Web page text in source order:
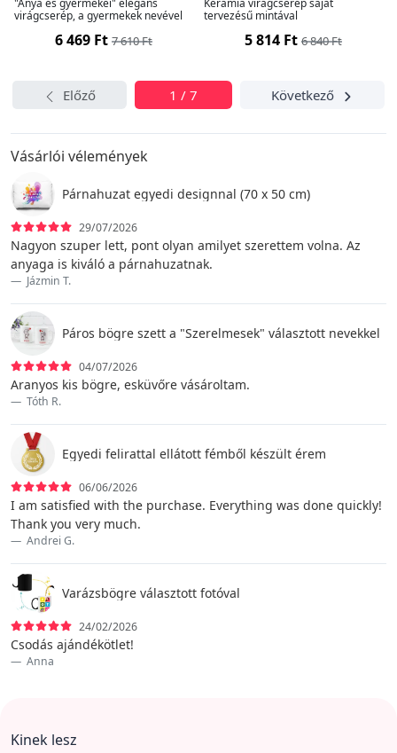
Vásárlói vélemények
Párnahuzat egyedi designnal (70 x 50 cm)
29/07/2026
Nagyon szuper lett, pont olyan amilyet szerettem volna. Az
anyaga is kiváló a párnahuzatnak.
Jázmin T.
Páros bögre szett a "Szerelmesek" választott nevekkel
04/07/2026
Aranyos kis bögre, esküvőre vásároltam.
Tóth R.
Egyedi felirattal ellátott fémből készült érem
06/06/2026
I am satisfied with the purchase. Everything was done quickly!
Thank you very much.
Andrei G.
Varázsbögre választott fotóval
24/02/2026
Csodás ajándékötlet!
Anna
"Anya és gyermekei" elegáns
virágcserép, a gyermekek nevével
6 469 Ft 7 610 Ft
Kerámia virágcserép saját
tervezésű mintával
5 814 Ft 6 840 Ft
Előző 1 / 7 Következő
Kinek lesz